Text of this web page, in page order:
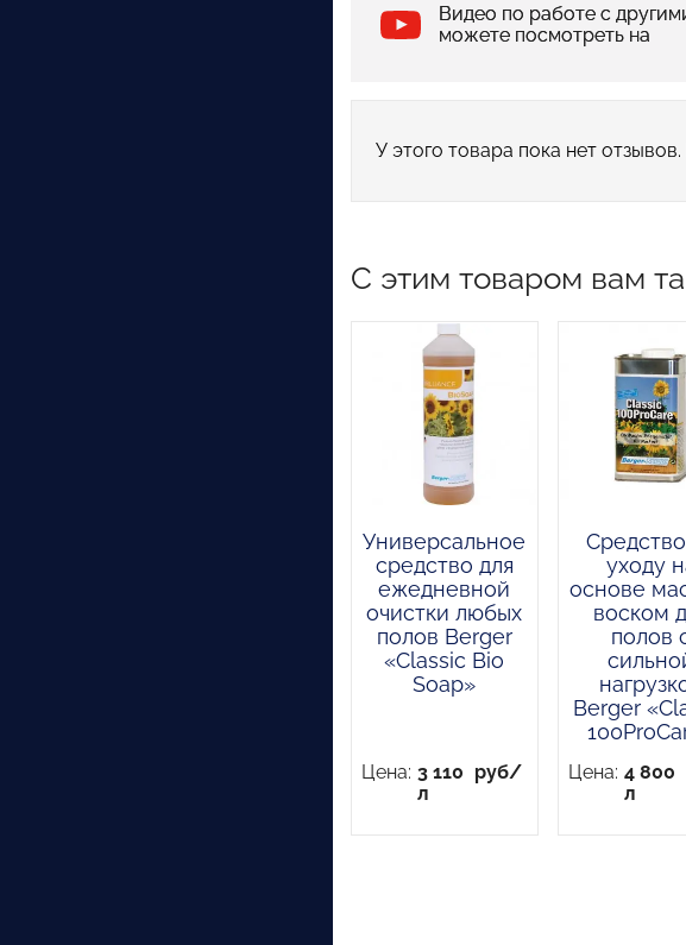
Видео по работе с
можете посмотреть на
У этого товара пока нет отзывов.
С этим товаром вам
Универсальное
средство для
ежедневной
очистки любых
полов Berger
«Classic Bio
Soap»
Цена: 3 110 руб/
л
уходу
основе
воском
полов
Berger
Цена: 4 800
л